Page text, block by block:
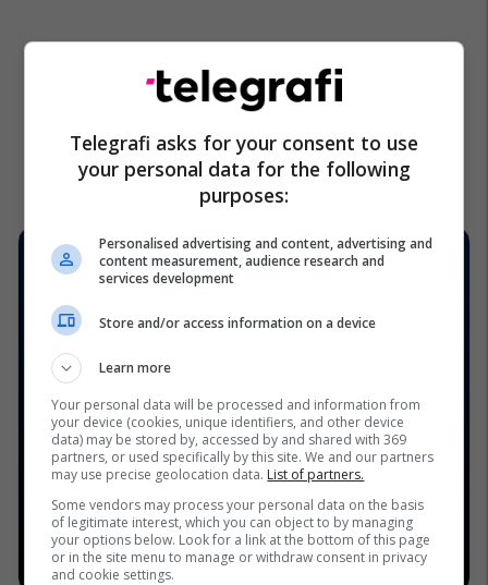
Telegrafi asks for your consent to use
your personal data for the following
purposes:
Personalised advertising and content, advertising and
content measurement, audience research and
services development
Store and/or access information on a device
Learn more
Your personal data will be processed and information from
your device (cookies, unique identifiers, and other device
data) may be stored by, accessed by and shared with 369
partners, or used specifically by this site. We and our partners
may use precise geolocation data. List of partners.
Some vendors may process your personal data on the basis
of legitimate interest, which you can object to by managing
your options below. Look for a link at the bottom of this page
or in the site menu to manage or withdraw consent in privacy
and cookie settings.